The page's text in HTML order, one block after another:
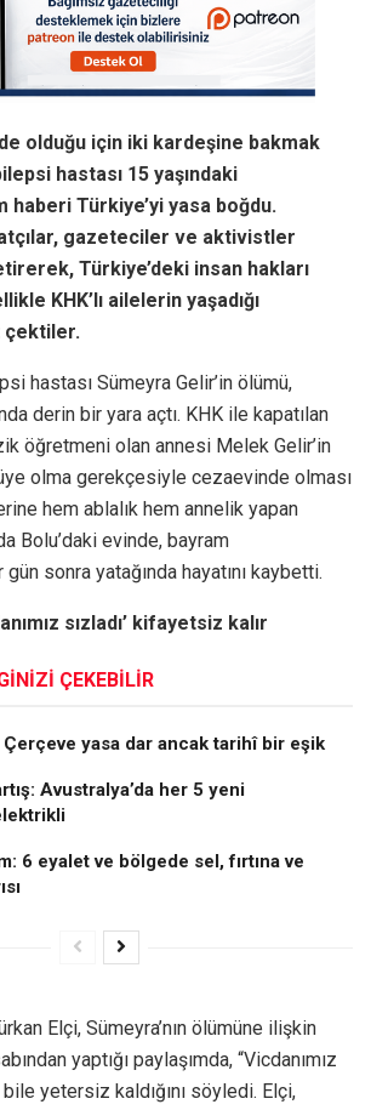
olduğu için iki kardeşine bakmak
hastası 15 yaşındaki
haberi Türkiye’yi yasa boğdu.
gazeteciler ve aktivistler
Türkiye’deki insan hakları
KHK’lı ailelerin yaşadığı
çektiler.
hastası Sümeyra Gelir’in ölümü,
derin bir yara açtı. KHK ile kapatılan
öğretmeni olan annesi Melek Gelir’in
olma gerekçesiyle cezaevinde olması
hem ablalık hem annelik yapan
Bolu’daki evinde, bayram
sonra yatağında hayatını kaybetti.
sızladı’ kifayetsiz kalır
ÇEKEBİLİR
Çerçeve yasa dar ancak tarihî bir eşik
Avustralya’da her 5 yeni
6 eyalet ve bölgede sel, fırtına ve
Elçi, Sümeyra’nın ölümüne ilişkin
yaptığı paylaşımda, “Vicdanımız
yetersiz kaldığını söyledi. Elçi,